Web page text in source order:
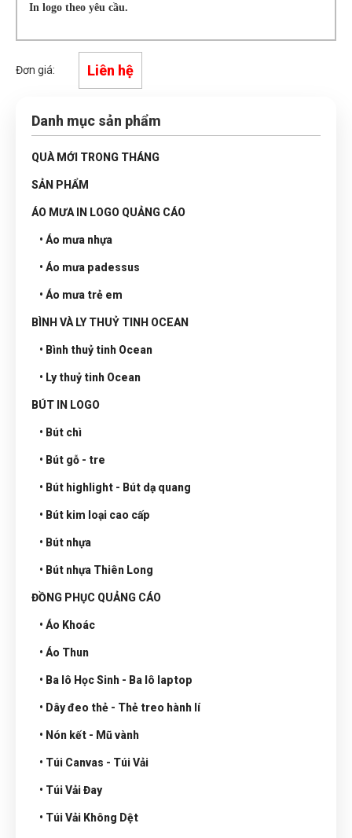
In logo theo yêu cầu.
Đơn giá: Liên hệ
Danh mục sản phẩm
QUÀ MỚI TRONG THÁNG
SẢN PHẨM
ÁO MƯA IN LOGO QUẢNG CÁO
• Áo mưa nhựa
• Áo mưa padessus
• Áo mưa trẻ em
BÌNH VÀ LY THUỶ TINH OCEAN
• Bình thuỷ tinh Ocean
• Ly thuỷ tinh Ocean
BÚT IN LOGO
• Bút chì
• Bút gỗ - tre
• Bút highlight - Bút dạ quang
• Bút kim loại cao cấp
• Bút nhựa
• Bút nhựa Thiên Long
ĐỒNG PHỤC QUẢNG CÁO
• Áo Khoác
• Áo Thun
• Ba lô Học Sinh - Ba lô laptop
• Dây đeo thẻ - Thẻ treo hành lí
• Nón kết - Mũ vành
• Túi Canvas - Túi Vải
• Túi Vải Đay
• Túi Vải Không Dệt